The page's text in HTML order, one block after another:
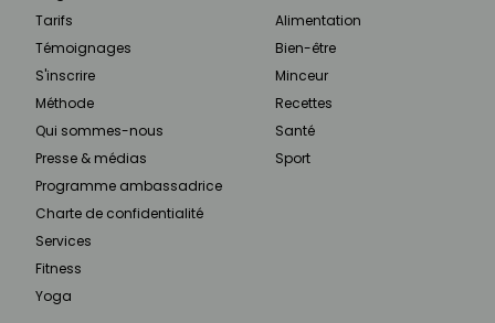
Tarifs
Témoignages
S'inscrire
Méthode
Qui sommes-nous
Presse & médias
Programme ambassadrice
Charte de confidentialité
Services
Fitness
Yoga
Alimentation
Bien-être
Minceur
Recettes
Santé
Sport